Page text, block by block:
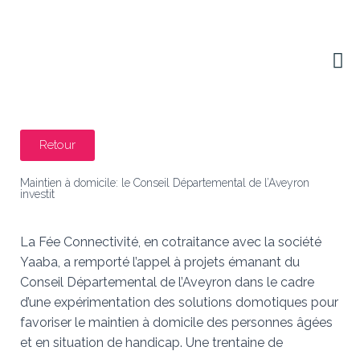
Retour
Maintien à domicile: le Conseil Départemental de l’Aveyron
investit
La Fée Connectivité, en cotraitance avec la société
Yaaba, a remporté l’appel à projets émanant du
Conseil Départemental de l’Aveyron dans le cadre
d’une expérimentation des solutions domotiques pour
favoriser le maintien à domicile des personnes âgées
et en situation de handicap. Une trentaine de